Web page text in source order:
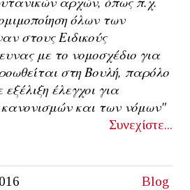
όλων των
στους Ειδικούς
με το νομοσχέδιο για
στη Βουλή, παρόλο
έλεγχοι για
και των νόμων"
Συνεχίστε...
Blog